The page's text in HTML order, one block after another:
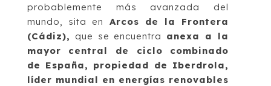
probablemente más avanzada del
mundo, sita en
Arcos de la Frontera
(Cádiz), que se encuentra anexa a la
mayor central de ciclo combinado
de España, propiedad de Iberdrola,
líder mundial en energías renovables